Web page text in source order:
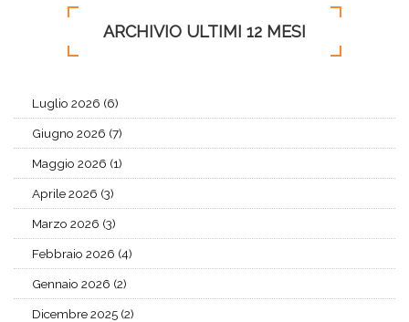
ARCHIVIO ULTIMI 12 MESI
Luglio 2026 (6)
Giugno 2026 (7)
Maggio 2026 (1)
Aprile 2026 (3)
Marzo 2026 (3)
Febbraio 2026 (4)
Gennaio 2026 (2)
Dicembre 2025 (2)